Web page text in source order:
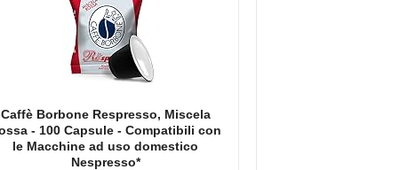
Caffè Borbone Respresso, Miscela
- 100 Capsule - Compatibili con
le Macchine ad uso domestico
Nespresso*